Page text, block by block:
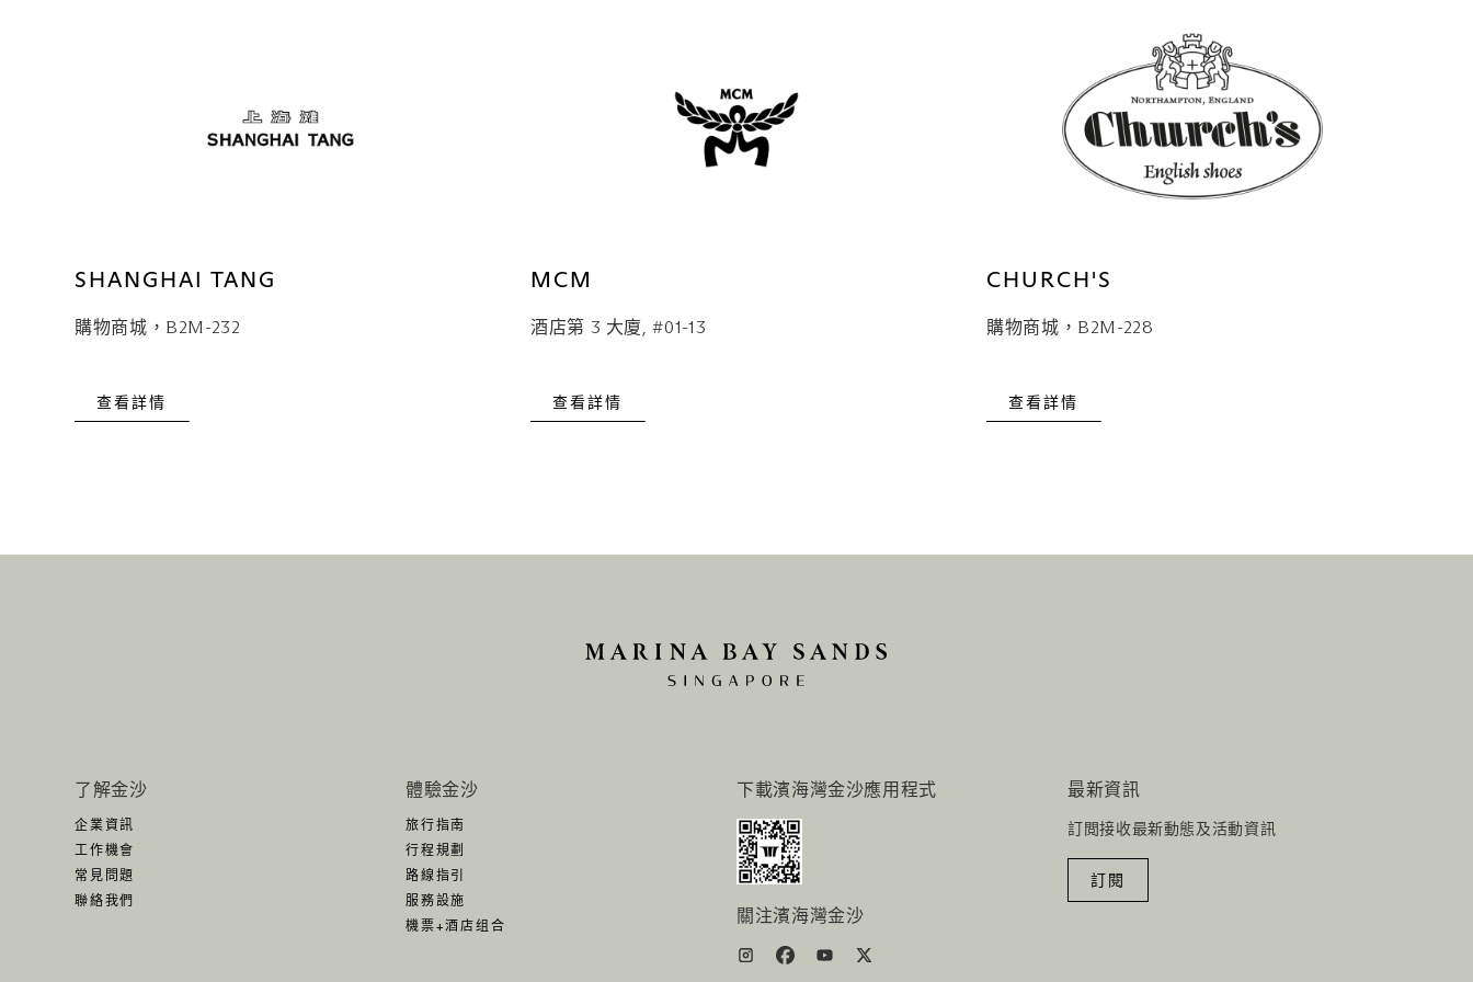
SHANGHAI TANG
購物商城，B2M-232
查看詳情
MCM
酒店第 3 大廈, #01-13
查看詳情
CHURCH'S
購物商城，B2M-228
查看詳情
了解金沙
企業資訊
工作機會
常見問題
聯絡我們
體驗金沙
旅行指南
行程規劃
路線指引
服務設施
機票+酒店组合
下載濱海灣金沙應用程式
關注濱海灣金沙
最新資訊
訂閲接收最新動態及活動資訊
訂閱